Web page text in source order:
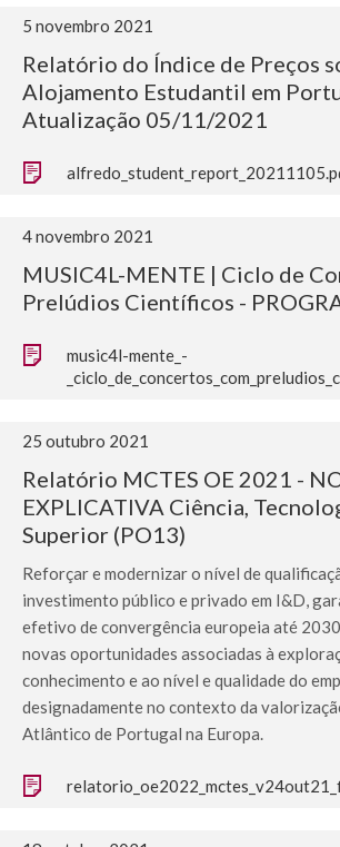
5 novembro 2021
Relatório do Índice de Preços
Alojamento Estudantil em
Atualização 05/11/2021
4 novembro 2021
MUSIC4L-MENTE | Ciclo de
Prelúdios Científicos -
music4l-mente_-
25 outubro 2021
Relatório MCTES OE 2021 -
EXPLICATIVA Ciência,
Superior (PO13)
Reforçar e modernizar o nível de
investimento público e privado em I&D,
efetivo de convergência europeia até
novas oportunidades associadas à
conhecimento e ao nível e qualidade do
designadamente no contexto da
Atlântico de Portugal na Europa.